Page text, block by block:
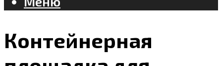
Контейнерная